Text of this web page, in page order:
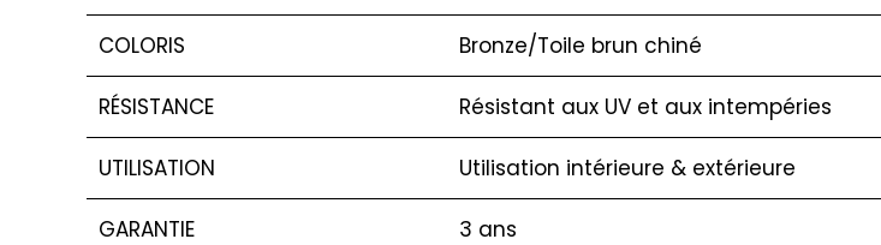
COLORIS Bronze/Toile brun chiné
RÉSISTANCE Résistant aux UV et aux intempéries
UTILISATION Utilisation intérieure & extérieure
GARANTIE 3 ans